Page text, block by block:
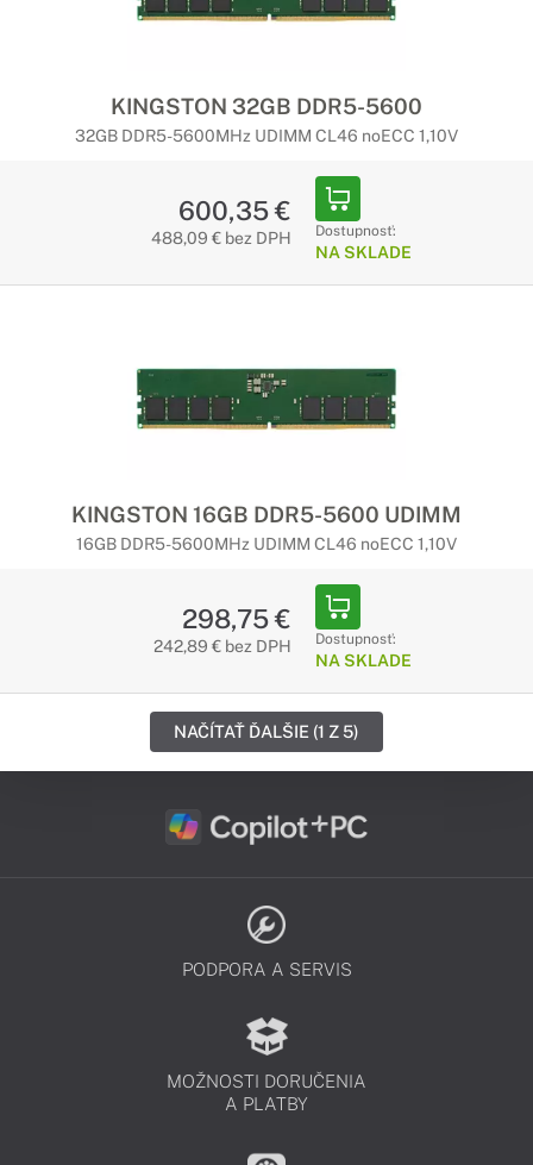
KINGSTON 32GB DDR5-5600
32GB DDR5-5600MHz UDIMM CL46 noECC 1,10V
600,35 €
488,09 € bez DPH Dostupnosť:
NA SKLADE
KINGSTON 16GB DDR5-5600 UDIMM
16GB DDR5-5600MHz UDIMM CL46 noECC 1,10V
298,75 €
242,89 € bez DPH Dostupnosť:
NA SKLADE
NAČÍTAŤ ĎALŠIE (1 Z 5)
PODPORA A SERVIS
MOŽNOSTI DORUČENIA
A PLATBY